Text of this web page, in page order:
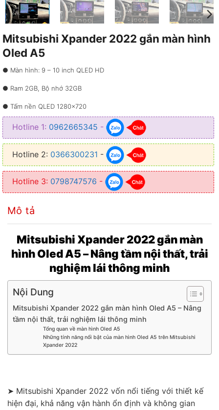
Mitsubishi Xpander 2022 gắn màn hình
Oled A5
● Màn hình: 9 – 10 inch QLED HD
● Ram 2GB, Bộ nhớ 32GB
● Tấm nền QLED 1280×720
● Hỗ trợ sim 4G, Wifi 5G
● CPU : TS18, 8 nhân 64bit
● Kết nối: Apple Carplay, Bluetooth, Wifi, Sim 4G
● Hỗ trợ Camera lùi, camera hành trình, cảm biến áp suất lốp
Hotline 1: 0962665345 -
Hotline 2: 0366300231 -
Hotline 3: 0798747576 -
Mô tả
Mitsubishi Xpander 2022 gắn màn
hình Oled A5 – Nâng tầm nội thất, trải
nghiệm lái thông minh
Nội Dung
Mitsubishi Xpander 2022 gắn màn hình Oled A5 – Nâng
tầm nội thất, trải nghiệm lái thông minh
Tổng quan về màn hình Oled A5
Những tính năng nổi bật của màn hình Oled A5 trên Mitsubishi
Xpander 2022
➤ Mitsubishi Xpander 2022 vốn nổi tiếng với thiết kế
hiện đại, khả năng vận hành ổn định và không gian